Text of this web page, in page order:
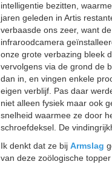
intelligentie bezitten,
jaren geleden in Artis
verbaasde ons zeer, want
infraroodcamera
onze grote verbazing bleek
vervolgens via de grond de
dan in, en vingen enkele
eigen verblijf. Pas daar
niet alleen fysiek maar ook
snelheid waarmee ze door
schroefdeksel. De
Ik denkt dat ze bij Armslag
van deze zoölogische topper